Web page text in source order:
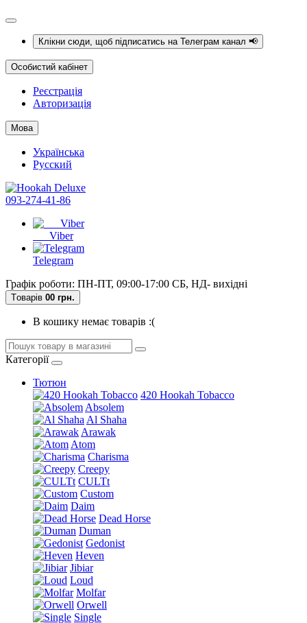
Клікни сюди, щоб підписатись на Телеграм канал 📢
Особистий кабінет
Реєстрація
Авторизація
Мова
Українська
Русский
093-274-41-86
Viber
Telegram
Графік роботи: ПН-ПТ, 09:00-17:00 СБ, НД- вихідні
Tоварів 00 грн.
В кошику немає товарів :(
Категорії
Тютюн
420 Hookah Tobacco
Absolem
Al Shaha
Arawak
Atom
Charisma
Creepy
CULTt
Custom
Daim
Dead Horse
Duman
Gedonist
Heven
Jibiar
Loud
Molfar
Orwell
Single